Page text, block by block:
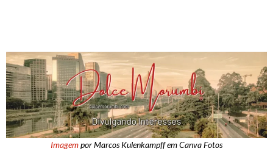
Imagempor Marcos Kulenkampff em Canva Fotos